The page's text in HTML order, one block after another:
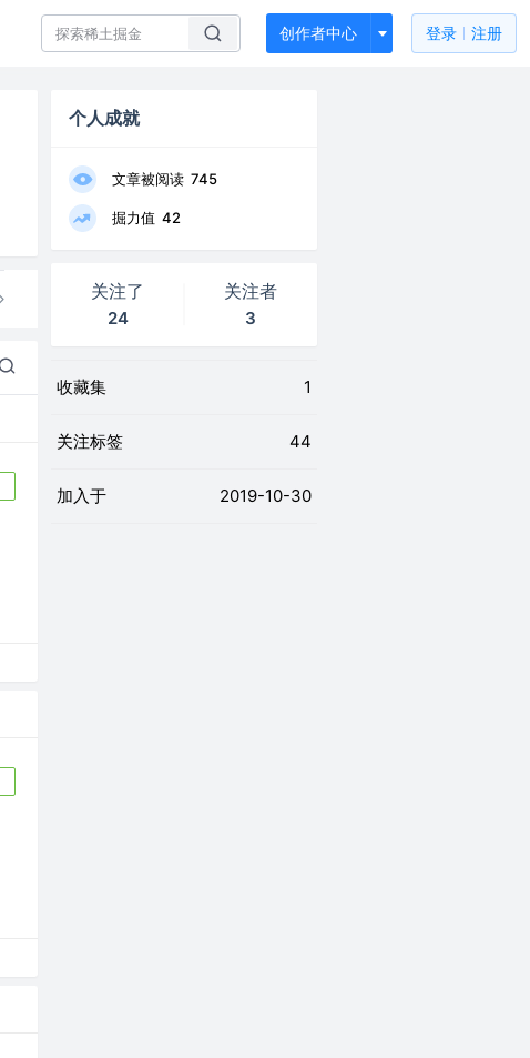
创作者中心 登录 注册
个人成就
文章被阅读 745
掘力值 42
关注了
24
关注者
3
收藏集 1
关注标签 44
加入于 2019-10-30